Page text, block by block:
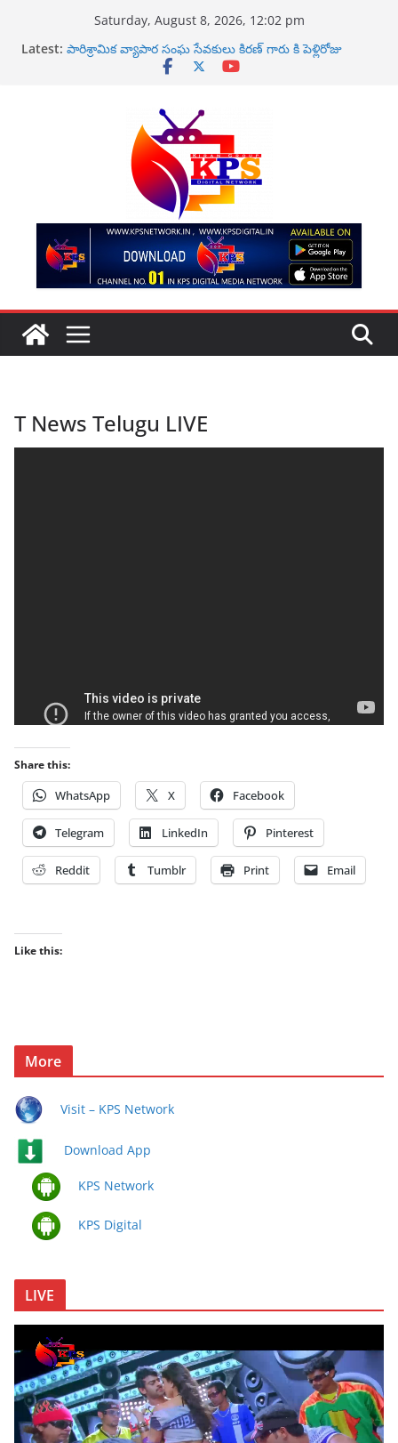
Saturday, August 8, 2026, 12:02 pm
Latest: పారిశ్రామిక వ్యాపార సంఘ సేవకులు కిరణ్ గారు కి పెళ్లిరోజు
ఉప ముఖ్యమంత్రి పవన్ కళ్యాణ్ వ్యాఖ్యలపై ఆందోళన
కాటలినా ప్రొడక్షన్ నిర్మాణంలో కొత్త చిత్రం ఘనంగా ప్రారంభం
కోటి రూపాయలు ఇవ్వలిసేందే … కంచరన కిరణ్ కుమార్
T News Telugu LIVE
Share this:
WhatsApp X Facebook
Telegram LinkedIn Pinterest
Reddit Tumblr Print Email
Like this:
More
Visit – KPS Network
Download App
KPS Network
KPS Digital
LIVE